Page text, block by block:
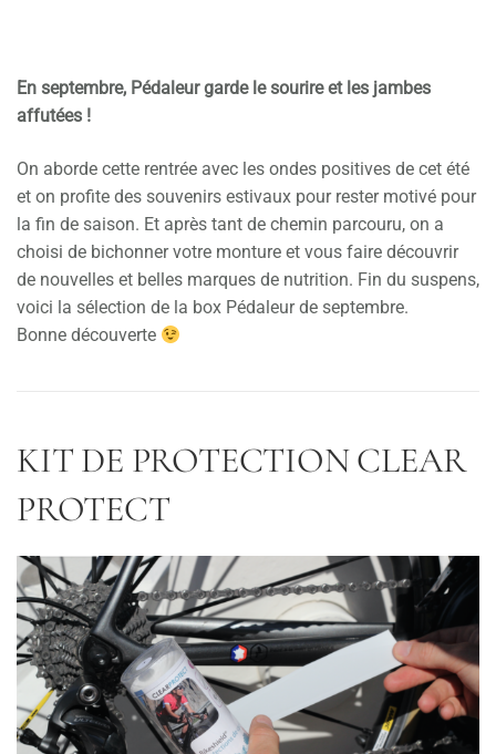
En septembre, Pédaleur garde le sourire et les jambes
affutées !
On aborde cette rentrée avec les ondes positives de cet été
et on profite des souvenirs estivaux pour rester motivé pour
la fin de saison. Et après tant de chemin parcouru, on a
choisi de bichonner votre monture et vous faire découvrir
de nouvelles et belles marques de nutrition. Fin du suspens,
voici la sélection de la box Pédaleur de septembre.
Bonne découverte
KIT DE PROTECTION CLEAR
PROTECT